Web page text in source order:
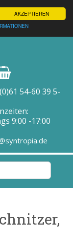
AKZEPTIEREN
54-60 39 5-
9:00 -17:00